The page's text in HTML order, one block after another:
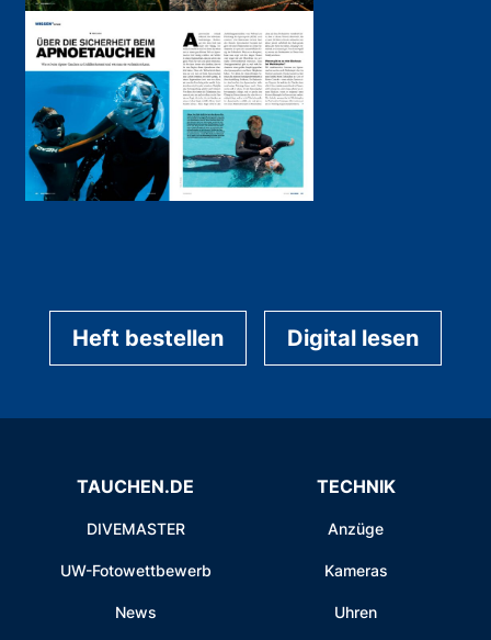
Heft bestellen Digital lesen
TAUCHEN.DE
DIVEMASTER
UW-Fotowettbewerb
News
TECHNIK
Anzüge
Kameras
Uhren